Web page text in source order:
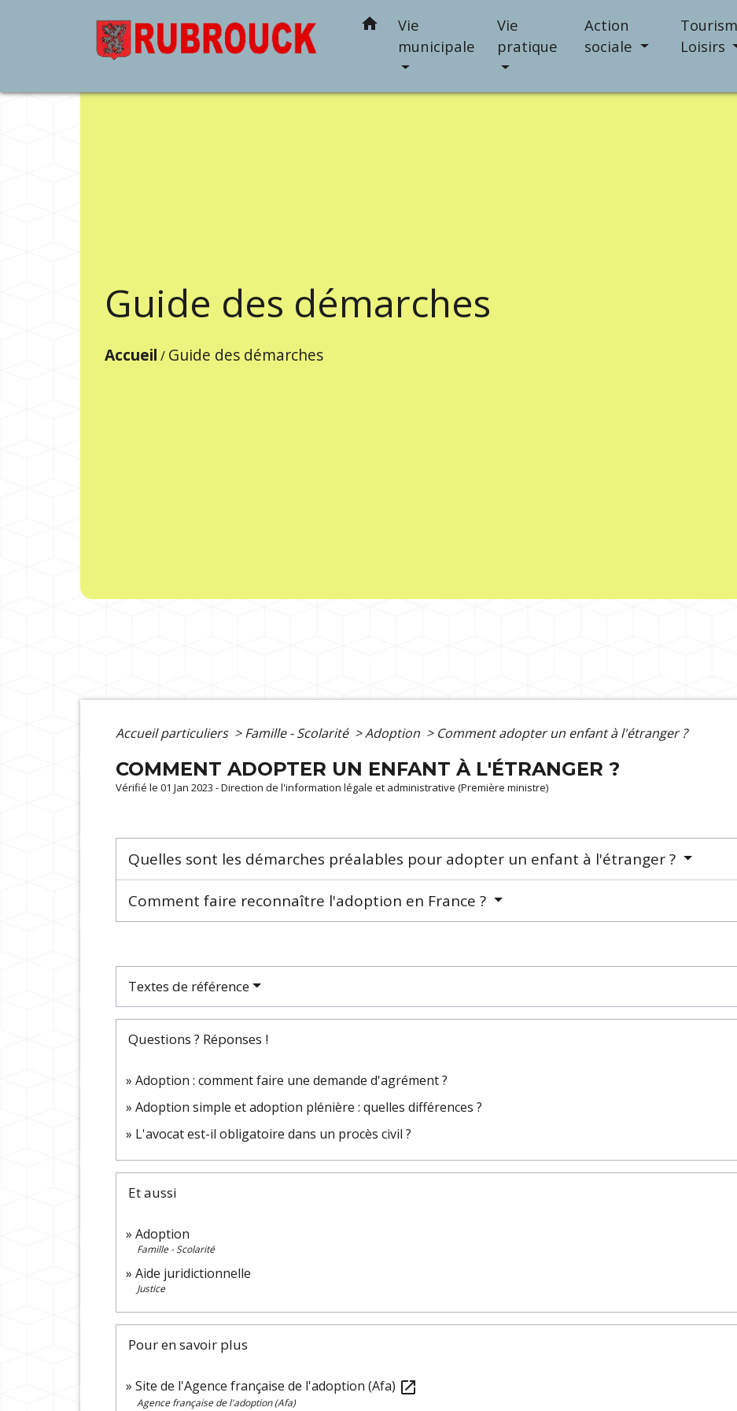
home
Vie
municipale
Vie
pratique
Action
sociale
Loisirs
Guide des démarches
Accueil / Guide des démarches
Accueil particuliers > Famille - Scolarité >Adoption > Comment adopter un enfant à l'étranger ?
COMMENT ADOPTER UN ENFANT À L'ÉTRANGER ?
Vérifié le 01 Jan 2023 - Direction de l'information légale et administrative (Première ministre)
Quelles sont les démarches préalables pour adopter un enfant à l'étranger ?
Comment faire reconnaître l'adoption en France ?
Textes de référence
Questions ? Réponses !
Adoption : comment faire une demande d'agrément ?
Adoption simple et adoption plénière : quelles différences ?
L'avocat est-il obligatoire dans un procès civil ?
Et aussi
Adoption
Famille - Scolarité
Aide juridictionnelle
Justice
Pour en savoir plus
Site de l'Agence française de l'adoption (Afa) open_in_new
Agence française de l'adoption (Afa)